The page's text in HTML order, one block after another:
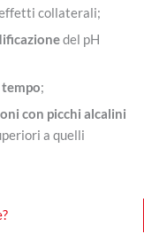
collaterali;
del pH
;
con picchi alcalini
a quelli